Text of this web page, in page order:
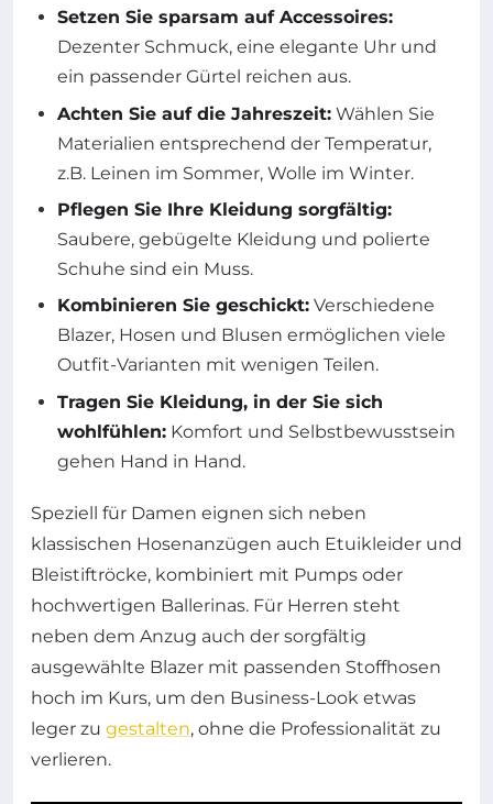
Setzen Sie sparsam auf Accessoires:
Dezenter Schmuck, eine elegante Uhr und
ein passender Gürtel reichen aus.
Achten Sie auf die Jahreszeit: Wählen Sie
Materialien entsprechend der Temperatur,
z.B. Leinen im Sommer, Wolle im Winter.
Pflegen Sie Ihre Kleidung sorgfältig:
Saubere, gebügelte Kleidung und polierte
Schuhe sind ein Muss.
Kombinieren Sie geschickt: Verschiedene
Blazer, Hosen und Blusen ermöglichen viele
Outfit-Varianten mit wenigen Teilen.
Tragen Sie Kleidung, in der Sie sich
wohlfühlen: Komfort und Selbstbewusstsein
gehen Hand in Hand.
Speziell für Damen eignen sich neben
klassischen Hosenanzügen auch Etuikleider und
Bleistiftröcke, kombiniert mit Pumps oder
hochwertigen Ballerinas. Für Herren steht
neben dem Anzug auch der sorgfältig
ausgewählte Blazer mit passenden Stoffhosen
hoch im Kurs, um den Business-Look etwas
leger zu gestalten, ohne die Professionalität zu
verlieren.